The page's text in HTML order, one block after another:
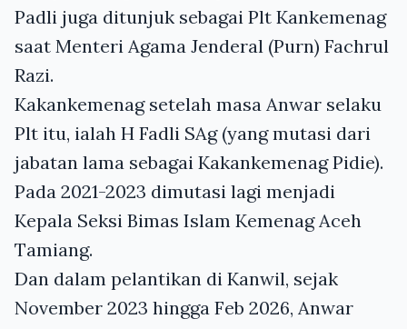
Padli juga ditunjuk sebagai Plt Kankemenag
saat Menteri Agama Jenderal (Purn) Fachrul
Razi.
Kakankemenag setelah masa Anwar selaku
Plt itu, ialah H Fadli SAg (yang mutasi dari
jabatan lama sebagai Kakankemenag Pidie).
Pada 2021-2023 dimutasi lagi menjadi
Kepala Seksi Bimas Islam Kemenag Aceh
Tamiang.
Dan dalam pelantikan di Kanwil, sejak
November 2023 hingga Feb 2026, Anwar